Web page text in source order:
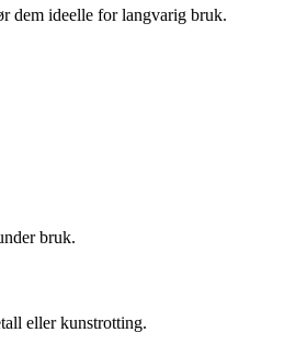
dem ideelle for langvarig bruk.
bruk.
eller kunstrotting.